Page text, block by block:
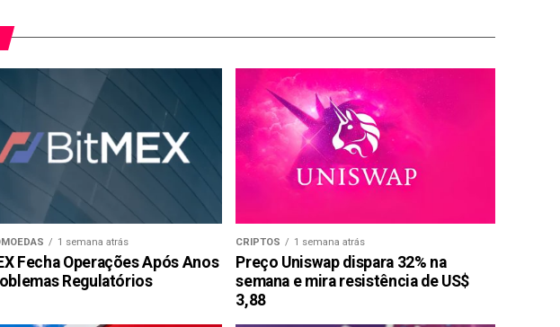
1 semana atrás
Fecha Operações Após Anos
Regulatórios
CRIPTOS 1 semana atrás
Preço Uniswap dispara 32% na
semana e mira resistência de US$
3,88